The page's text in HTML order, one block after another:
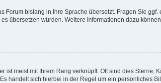
bislang in Ihre Sprache übersetzt. Fragen Sie
übersetzen würden. Weitere Informationen dazu
meist mit Ihrem Rang verknüpft: Oft sind dies Sterne,
handelt sich hierbei in der Regel um ein persönliches